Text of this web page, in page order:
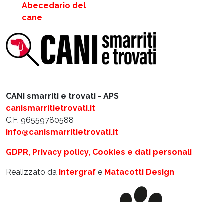
CANI smarriti e trovati - APS
canismarritietrovati.it
C.F. 96559780588
info@canismarritietrovati.it
GDPR, Privacy policy, Cookies e dati personali
Realizzato da Intergraf e Matacotti Design
Abecedario del
cane